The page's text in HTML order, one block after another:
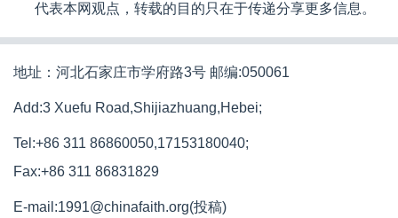
代表本网观点，转载的目的只在于传递分享更多信息。
地址：河北石家庄市学府路3号 邮编:050061
Add:3 Xuefu Road,Shijiazhuang,Hebei;
Tel:+86 311 86860050,17153180040;
Fax:+86 311 86831829
E-mail:1991@chinafaith.org(投稿)